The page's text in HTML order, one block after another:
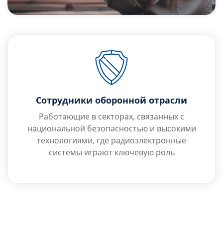
Сотрудники оборонной отрасли
Работающие в секторах, связанных с
национальной безопасностью и высокими
технологиями, где радиоэлектронные
системы играют ключевую роль